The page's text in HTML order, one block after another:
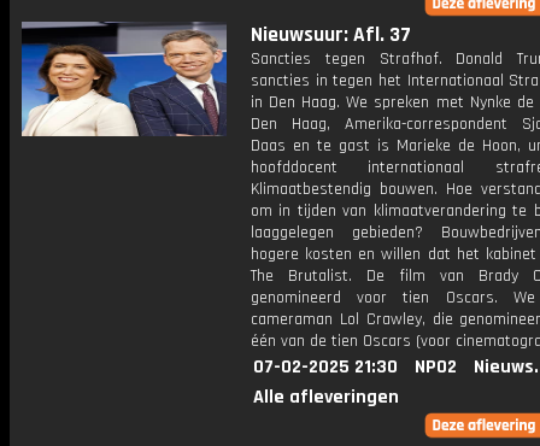
Nieuwsuur: Afl. 37
Sancties tegen Strafhof. Donald
sancties in tegen het Internationaal
in Den Haag. We spreken met Nynke
Den Haag, Amerika-correspondent
Daas en te gast is Marieke de Hoon,
hoofddocent internationaal
Klimaatbestendig bouwen. Hoe
om in tijden van klimaatverandering te
laaggelegen gebieden?
hogere kosten en willen dat het
The Brutalist. De film van Brady
genomineerd voor tien Oscars.
cameraman Lol Crawley, die
één van de tien Oscars (voor
07-02-2025 21:30 NPO2
Alle afleveringen